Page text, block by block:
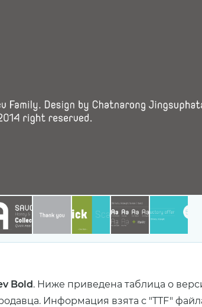
Bold. Ниже приведена таблица о
Информация взята с "TTF"